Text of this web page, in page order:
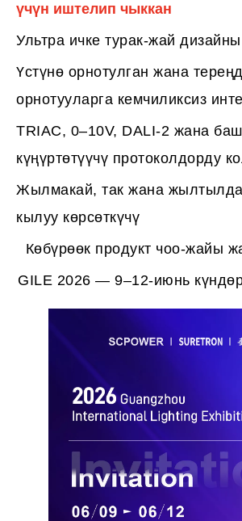
үчүн иштелип чыккан
Ультра ичке турак-жай дизайны
Үстүнө орнотулган жана
орнотууларга кемчиликсиз
TRIAC, 0–10V, DALI-2 жана
күңүртөтүүчү протоколдорду
Жылмакай, так жана
кылуу көрсөткүчү
Көбүрөөк продукт чоо-жайы
GILE 2026 — 9–12-июнь